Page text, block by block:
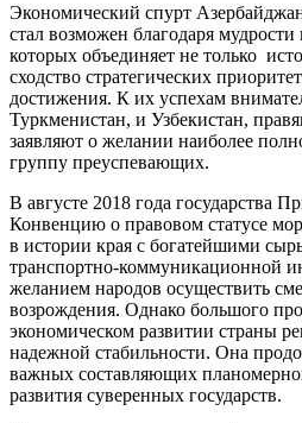
Экономический спурт
стал возможен благодаря
которых объединяет не только
сходство стратегических
достижения. К их успехам
Туркменистан, и Узбекистан,
заявляют о желании наиболее
группу преуспевающих.
В августе 2018 года государства
Конвенцию о правовом статусе
в истории края с богатейшими
транспортно-коммуникационной
желанием народов осуществить
возрождения. Однако большого
экономическом развитии страны
надежной стабильности. Она
важных составляющих
развития суверенных государств.